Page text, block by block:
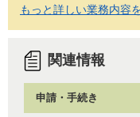
もっと詳しい業務内容
関連情報
申請・手続き